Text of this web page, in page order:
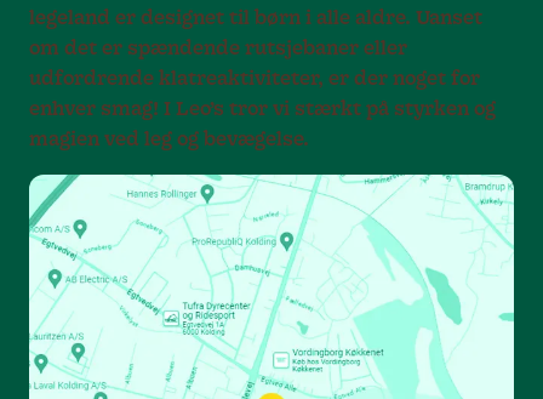
legeland er designet til børn i alle aldre. Uanset
om det er spændende rutsjebaner eller
udfordrende klatreaktiviteter, er der noget for
enhver smag! I Leo’s tror vi stærkt på styrken og
magien ved leg og bevægelse.